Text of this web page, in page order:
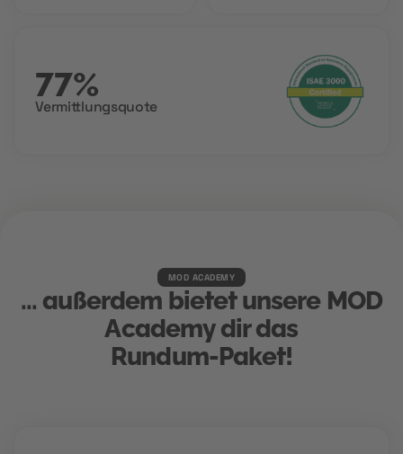
77%
Vermittlungsquote
MOD ACADEMY
... außerdem bietet unsere MOD
Academy dir das
Rundum-Paket!